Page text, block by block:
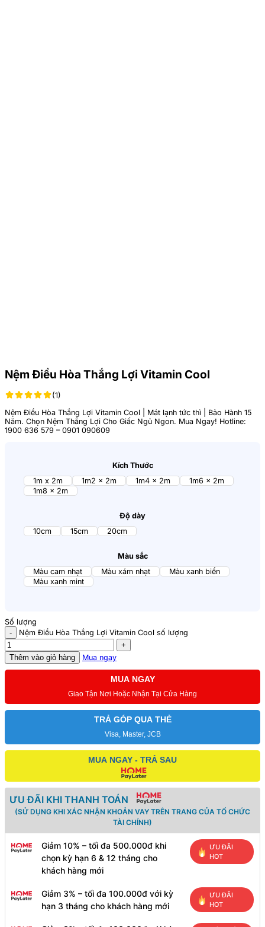
Nệm Điều Hòa Thắng Lợi Vitamin Cool
(1)
Nệm Điều Hòa Thắng Lợi Vitamin Cool | Mát lạnh tức thì | Bảo Hành 15
Năm. Chọn Nệm Thắng Lợi Cho Giấc Ngủ Ngon. Mua Ngay! Hotline:
1900 636 579 – 0901 090609
Kích Thước
1m x 2m
1m2 x 2m 1m4 x 2m
1m6 x 2m
1m8 x 2m
Độ dày
10cm
15cm 20cm
Màu sắc
Màu cam nhạt
Màu xám nhạt
Màu xanh biển
Màu xanh mint
Số lượng
Nệm Điều Hòa Thắng Lợi Vitamin Cool số lượng
Thêm vào giỏ hàng Mua ngay
MUA NGAY
Giao Tận Nơi Hoặc Nhận Tại Cửa Hàng
TRẢ GÓP QUA THẺ
Visa, Master, JCB
MUA NGAY - TRẢ SAU
ƯU ĐÃI KHI THANH TOÁN
(SỬ DỤNG KHI XÁC NHẬN KHOẢN VAY TRÊN TRANG CỦA TỔ CHỨC
TÀI CHÍNH)
Giảm 10% – tối đa 500.000đ khi
chọn kỳ hạn 6 & 12 tháng cho
khách hàng mới
ƯU ĐÃI
HOT
Giảm 3% – tối đa 100.000đ với kỳ
hạn 3 tháng cho khách hàng mới
ƯU ĐÃI
HOT